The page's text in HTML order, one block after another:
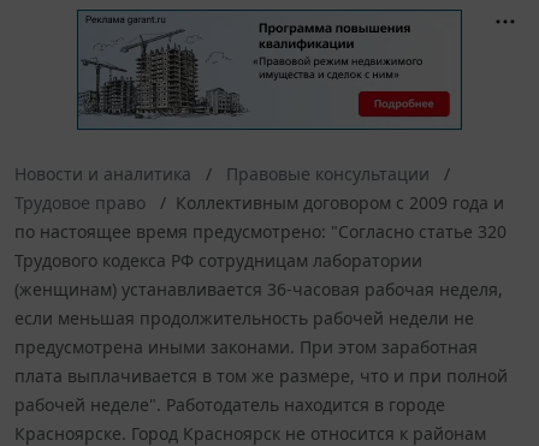
Новости и аналитика
Правовые консультации
Трудовое право
Коллективным договором с 2009 года и
по настоящее время предусмотрено: "Согласно статье 320
Трудового кодекса РФ сотрудницам лаборатории
(женщинам) устанавливается 36-часовая рабочая неделя,
если меньшая продолжительность рабочей недели не
предусмотрена иными законами. При этом заработная
плата выплачивается в том же размере, что и при полной
рабочей неделе". Работодатель находится в городе
Красноярске. Город Красноярск не относится к районам